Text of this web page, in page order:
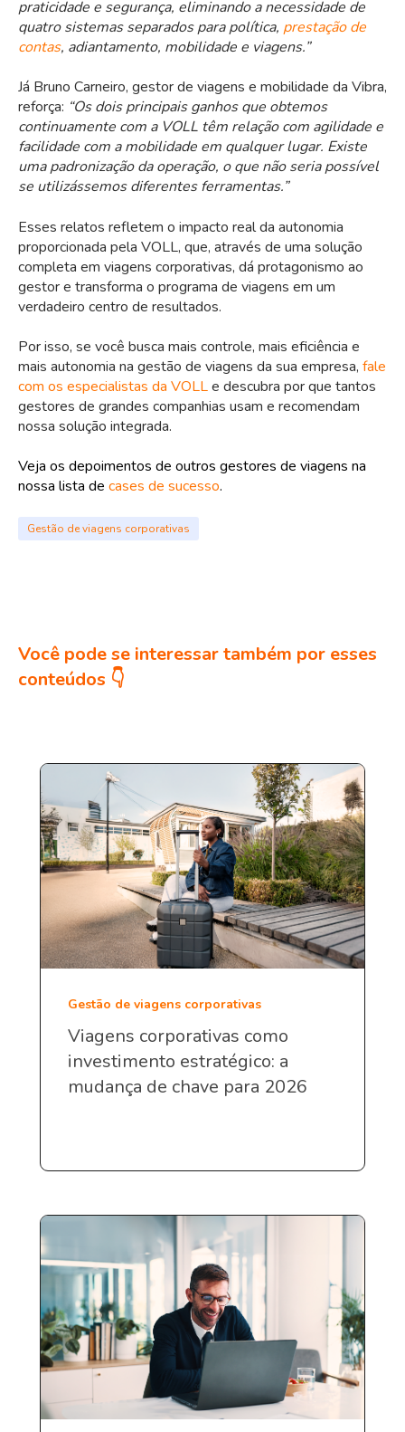
praticidade e segurança, eliminando a necessidade de
quatro sistemas separados para política, prestação de
contas, adiantamento, mobilidade e viagens.”
Já Bruno Carneiro, gestor de viagens e mobilidade da Vibra,
reforça: “Os dois principais ganhos que obtemos
continuamente com a VOLL têm relação com agilidade e
facilidade com a mobilidade em qualquer lugar. Existe
uma padronização da operação, o que não seria possível
se utilizássemos diferentes ferramentas.”
Esses relatos refletem o impacto real da autonomia
proporcionada pela VOLL, que, através de uma solução
completa em viagens corporativas, dá protagonismo ao
gestor e transforma o programa de viagens em um
verdadeiro centro de resultados.
Por isso, se você busca mais controle, mais eficiência e
mais autonomia na gestão de viagens da sua empresa, fale
com os especialistas da VOLLe descubra por que tantos
gestores de grandes companhias usam e recomendam
nossa solução integrada.
Veja os depoimentos de outros gestores de viagens na
nossa lista de cases de sucesso.
Gestão de viagens corporativas
Você pode se interessar também por esses
conteúdos 👇
Gestão de viagens corporativas
Viagens corporativas como
investimento estratégico: a
mudança de chave para 2026